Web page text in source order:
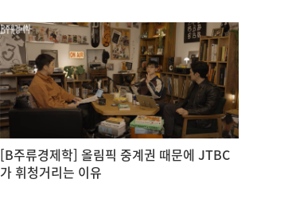
[B주류경제학] 올림픽 중계권 때문에 JTBC
가 휘청거리는 이유